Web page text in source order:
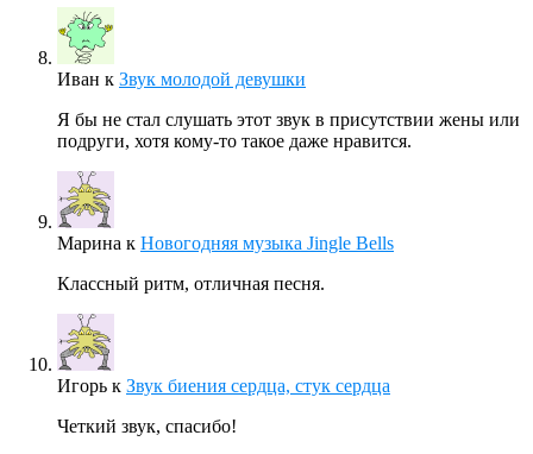
Иван к Звук молодой девушки
Я бы не стал слушать этот звук в присутствии жены или
подруги, хотя кому-то такое даже нравится.
Марина к Новогодняя музыка Jingle Bells
Классный ритм, отличная песня.
Игорь к Звук биения сердца, стук сердца
Четкий звук, спасибо!